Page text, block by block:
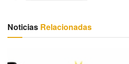
Noticias Relacionadas